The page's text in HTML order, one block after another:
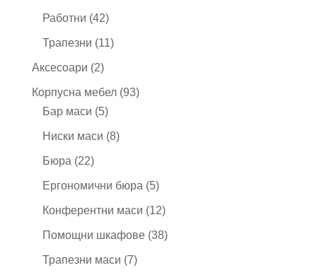
Работни 4242
продукта
Трапезни 1111
Аксесоари 22
продукта
Корпусна мебел 9393
Бар маси 55
продукта
Ниски маси 88
Бюра 2222
продукта
Ергономични бюра 55
продукта
Конферентни маси 1212
продукта
Помощни шкафове 3838
Трапезни маси 77